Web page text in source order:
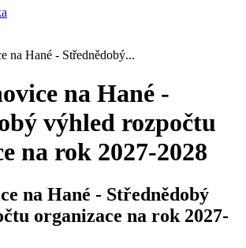
na Hané - Střednědobý...
na Hané -
výhled rozpočtu
na rok 2027-2028
na Hané - Střednědobý
organizace na rok 2027-